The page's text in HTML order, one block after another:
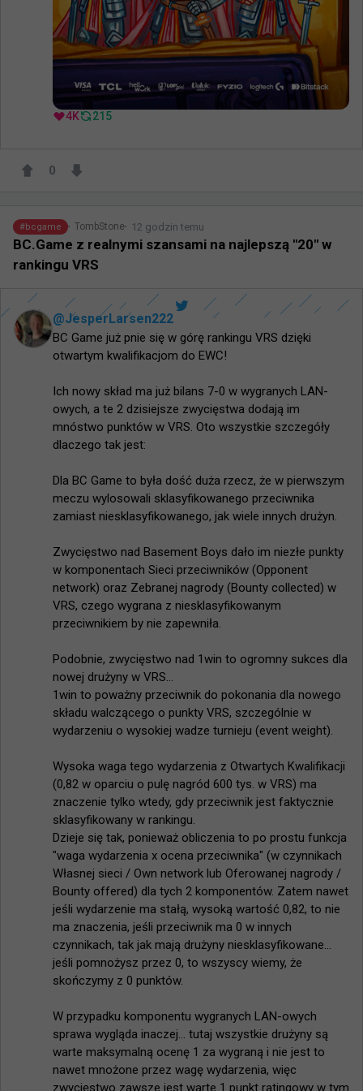
4K 215
0
#bcgame TombStone 12 godzin temu
BC.Game z realnymi szansami na najlepszą "20" w
rankingu VRS
@JesperLarsen222
BC Game już pnie się w górę rankingu VRS dzięki
otwartym kwalifikacjom do EWC!
Ich nowy skład ma już bilans 7-0 w wygranych LAN-
owych, a te 2 dzisiejsze zwycięstwa dodają im
mnóstwo punktów w VRS. Oto wszystkie szczegóły
dlaczego tak jest:
Dla BC Game to była dość duża rzecz, że w pierwszym
meczu wylosowali sklasyfikowanego przeciwnika
zamiast niesklasyfikowanego, jak wiele innych drużyn.
Zwycięstwo nad Basement Boys dało im niezłe punkty
w komponentach Sieci przeciwników (Opponent
network) oraz Zebranej nagrody (Bounty collected) w
VRS, czego wygrana z niesklasyfikowanym
przeciwnikiem by nie zapewniła.
Podobnie, zwycięstwo nad 1win to ogromny sukces dla
nowej drużyny w VRS...
1win to poważny przeciwnik do pokonania dla nowego
składu walczącego o punkty VRS, szczególnie w
wydarzeniu o wysokiej wadze turnieju (event weight).
Wysoka waga tego wydarzenia z Otwartych Kwalifikacji
(0,82 w oparciu o pulę nagród 600 tys. w VRS) ma
znaczenie tylko wtedy, gdy przeciwnik jest faktycznie
sklasyfikowany w rankingu.
Dzieje się tak, ponieważ obliczenia to po prostu funkcja
"waga wydarzenia x ocena przeciwnika" (w czynnikach
Własnej sieci / Own network lub Oferowanej nagrody /
Bounty offered) dla tych 2 komponentów. Zatem nawet
jeśli wydarzenie ma stałą, wysoką wartość 0,82, to nie
ma znaczenia, jeśli przeciwnik ma 0 w innych
czynnikach, tak jak mają drużyny niesklasyfikowane...
jeśli pomnożysz przez 0, to wszyscy wiemy, że
skończymy z 0 punktów.
W przypadku komponentu wygranych LAN-owych
sprawa wygląda inaczej... tutaj wszystkie drużyny są
warte maksymalną ocenę 1 za wygraną i nie jest to
nawet mnożone przez wagę wydarzenia, więc
zwycięstwo zawsze jest warte 1 punkt ratingowy w tym